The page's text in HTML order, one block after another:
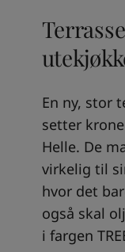
En ny, stor
setter
Helle. De
virkelig til
hvor det
også skal
i fargen